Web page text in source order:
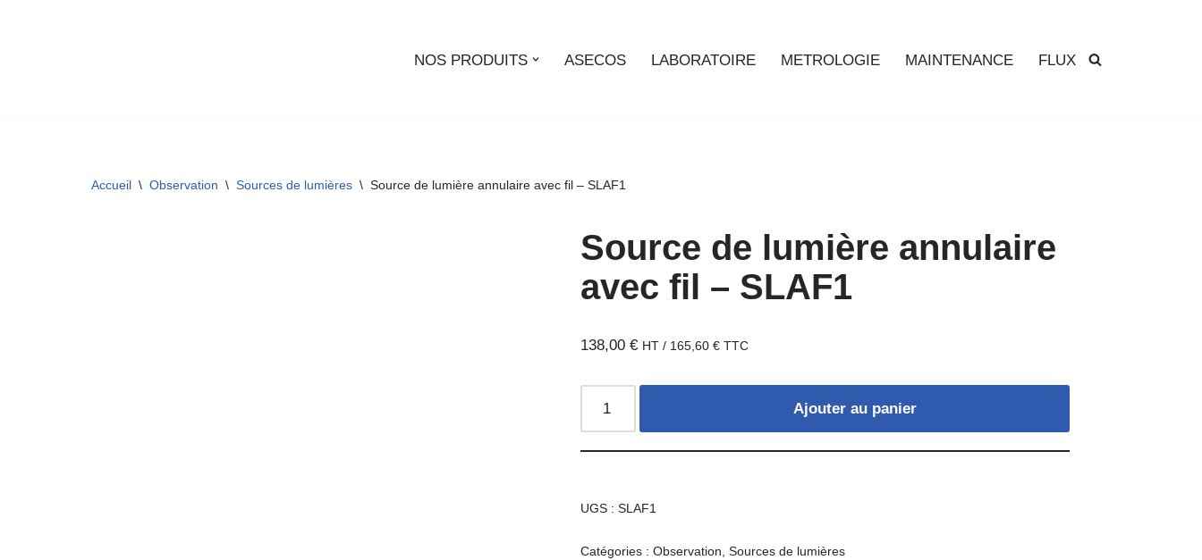
NOS PRODUITS ASECOS LABORATOIRE METROLOGIE MAINTENANCE FLUX
Accueil \ Observation \ Sources de lumières \ Source de lumière annulaire avec fil – SLAF1
Source de lumière annulaire
avec fil – SLAF1
138,00€ HT / 165,60€ TTC
Ajouter au panier
UGS :SLAF1
Catégories :Observation,Sources de lumières